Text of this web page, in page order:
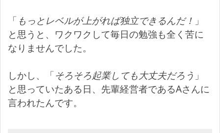
「 もっとレベルが上がれば独立できるんだ！ 」
と思うと、ワクワクして毎日の勉強も全く苦に
なりませんでした。
しかし、「そろそろ起業しても大丈夫だろう 」
と思っていたある日、先輩経営者であるAさんに
言われたんです。